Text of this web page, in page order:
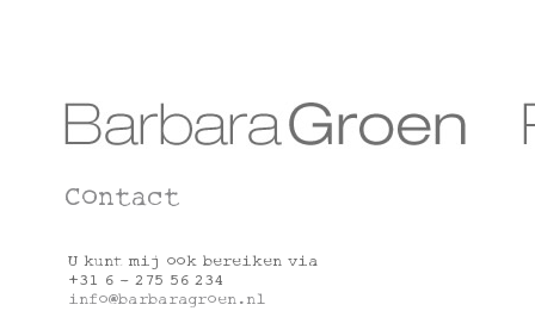
Contact
U kunt mij ook bereiken via
+31 6 – 275 56 234
info@barbaragroen.nl